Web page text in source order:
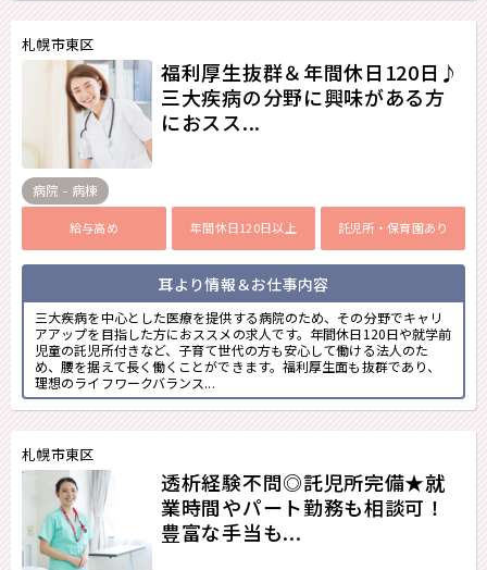
札幌市東区
福利厚生抜群＆年間休日120日♪
三大疾病の分野に興味がある方
におスス...
病院 - 病棟
給与高め 年間休日120日以上 託児所・保育園あり
耳より情報＆お仕事内容
三大疾病を中心とした医療を提供する病院のため、その分野でキャリ
アアップを目指した方におススメの求人です。年間休日120日や就学前
児童の託児所付きなど、子育て世代の方も安心して働ける法人のた
め、腰を据えて長く働くことができます。福利厚生面も抜群であり、
理想のライフワークバランス...
札幌市東区
透析経験不問◎託児所完備★就
業時間やパート勤務も相談可！
豊富な手当も...